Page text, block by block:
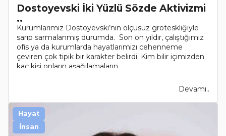
Dostoyevski İki Yüzlü Sözde Aktivizmi
..
Kurumlarımız Dostoyevski’nin ölçüsüz groteskliğiyle
sarıp sarmalanmış durumda. Son on yıldır, çalıştığımız
ofis ya da kurumlarda hayatlarımızı cehenneme
çeviren çok tipik bir karakter belirdi. Kim bilir içimizden
kaç kişi onların aşağılamaların..
Devamı..
Hayat
İnsan